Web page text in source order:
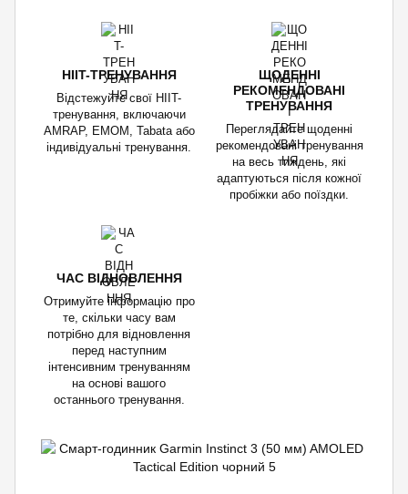
HIIT-ТРЕНУВАННЯ
Відстежуйте свої HIIT-
тренування, включаючи
AMRAP, EMOM, Tabata або
індивідуальні тренування.
ЩОДЕННІ
РЕКОМЕНДОВАНІ
ТРЕНУВАННЯ
Переглядайте щоденні
рекомендовані тренування
на весь тиждень, які
адаптуються після кожної
пробіжки або поїздки.
ЧАС ВІДНОВЛЕННЯ
Отримуйте інформацію про
те, скільки часу вам
потрібно для відновлення
перед наступним
інтенсивним тренуванням
на основі вашого
останнього тренування.